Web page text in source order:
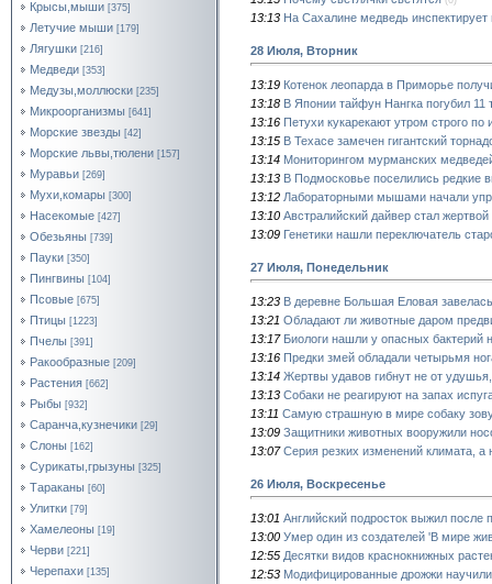
Крысы,мыши [375]
Летучие мыши [179]
Лягушки [216]
Медведи [353]
Медузы,моллюски [235]
Микроорганизмы [641]
Морские звезды [42]
Морские львы,тюлени [157]
Муравьи [269]
Мухи,комары [300]
Насекомые [427]
Обезьяны [739]
Пауки [350]
Пингвины [104]
Псовые [675]
Птицы [1223]
Пчелы [391]
Ракообразные [209]
Растения [662]
Рыбы [932]
Саранча,кузнечики [29]
Слоны [162]
Сурикаты,грызуны [325]
Тараканы [60]
Улитки [79]
Хамелеоны [19]
Черви [221]
Черепахи [135]
13:13 На Сахалине медведь
28 Июля, Вторник
13:19 Котенок леопарда в Приморье
13:18 В Японии тайфун Нангка погубил 11
13:16 Петухи кукарекают утром строго по
13:15 В Техасе замечен гигантский
13:14 Мониторингом мурманских
13:13 В Подмосковье поселились редкие
13:12 Лабораторными мышами начали
13:10 Австралийский дайвер стал
13:09 Генетики нашли переключатель
27 Июля, Понедельник
13:23 В деревне Большая Еловая
13:21 Обладают ли животные даром
13:17 Биологи нашли у опасных бактерий
13:16 Предки змей обладали четырьмя
13:14 Жертвы удавов гибнут не от удушья,
13:13 Собаки не реагируют на запах
13:11 Самую страшную в мире собаку
13:09 Защитники животных вооружили
13:07 Серия резких изменений климата,
26 Июля, Воскресенье
13:01 Английский подросток выжил после
13:00 Умер один из создателей 'В мире
12:55 Десятки видов краснокнижных
12:53 Модифицированные дрожжи